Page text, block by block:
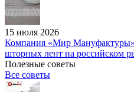
15 июля 2026
Компания «Мир
шторных лент на российском
Полезные советы
Все советы